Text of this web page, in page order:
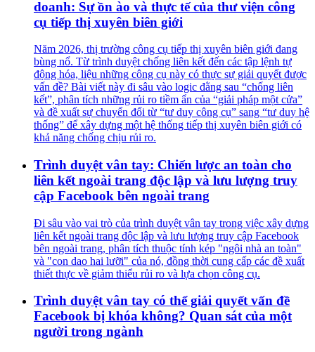
doanh: Sự ồn ào và thực tế của thư viện công
cụ tiếp thị xuyên biên giới
Năm 2026, thị trường công cụ tiếp thị xuyên biên giới đang
bùng nổ. Từ trình duyệt chống liên kết đến các tập lệnh tự
động hóa, liệu những công cụ này có thực sự giải quyết được
vấn đề? Bài viết này đi sâu vào logic đằng sau “chống liên
kết”, phân tích những rủi ro tiềm ẩn của “giải pháp một cửa”
và đề xuất sự chuyển đổi từ “tư duy công cụ” sang “tư duy hệ
thống” để xây dựng một hệ thống tiếp thị xuyên biên giới có
khả năng chống chịu rủi ro.
Trình duyệt vân tay: Chiến lược an toàn cho
liên kết ngoài trang độc lập và lưu lượng truy
cập Facebook bên ngoài trang
Đi sâu vào vai trò của trình duyệt vân tay trong việc xây dựng
liên kết ngoài trang độc lập và lưu lượng truy cập Facebook
bên ngoài trang, phân tích thuộc tính kép "ngôi nhà an toàn"
và "con dao hai lưỡi" của nó, đồng thời cung cấp các đề xuất
thiết thực về giảm thiểu rủi ro và lựa chọn công cụ.
Trình duyệt vân tay có thể giải quyết vấn đề
Facebook bị khóa không? Quan sát của một
người trong ngành